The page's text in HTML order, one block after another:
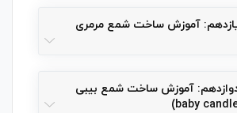
آموزش ساخت شمع مرمری
آموزش ساخت شمع بیبی